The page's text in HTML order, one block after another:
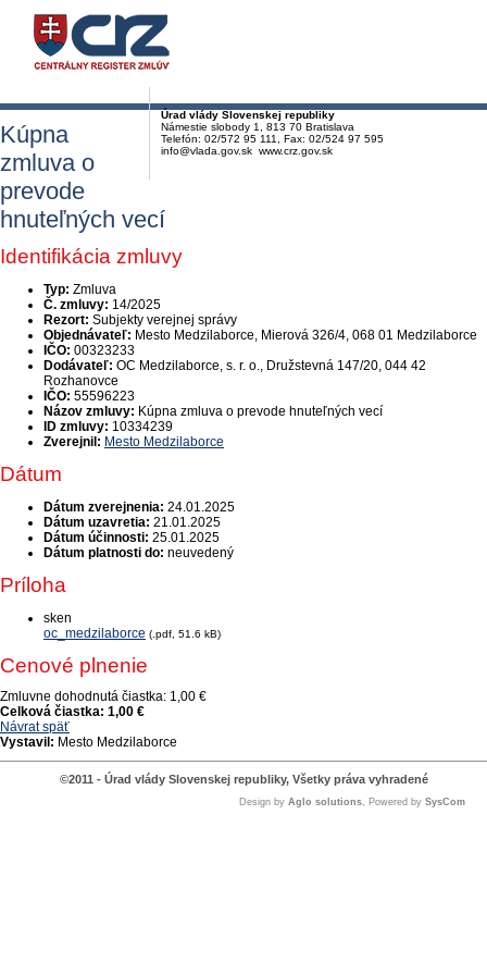
Úrad vlády Slovenskej republiky
Námestie slobody 1, 813 70 Bratislava
Telefón: 02/572 95 111, Fax: 02/524 97 595
info@vlada.gov.sk www.crz.gov.sk
Kúpna
zmluva o
prevode
hnuteľných vecí
Identifikácia zmluvy
Typ: Zmluva
Č. zmluvy: 14/2025
Rezort: Subjekty verejnej správy
Objednávateľ: Mesto Medzilaborce, Mierová 326/4, 068 01 Medzilaborce
IČO: 00323233
Dodávateľ: OC Medzilaborce, s. r. o., Družstevná 147/20, 044 42
Rozhanovce
IČO: 55596223
Názov zmluvy: Kúpna zmluva o prevode hnuteľných vecí
ID zmluvy: 10334239
Zverejnil: Mesto Medzilaborce
Dátum
Dátum zverejnenia: 24.01.2025
Dátum uzavretia: 21.01.2025
Dátum účinnosti: 25.01.2025
Dátum platnosti do: neuvedený
Príloha
sken
oc_medzilaborce (.pdf, 51.6 kB)
Cenové plnenie
Zmluvne dohodnutá čiastka: 1,00 €
Celková čiastka: 1,00 €
Návrat späť
Vystavil: Mesto Medzilaborce
©2011 - Úrad vlády Slovenskej republiky, Všetky práva vyhradené
Design by Aglo solutions, Powered by SysCom